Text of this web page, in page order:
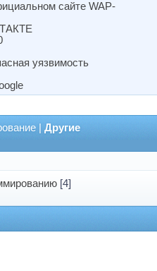
сайте WAP-
уязвимость
Другие
[4]